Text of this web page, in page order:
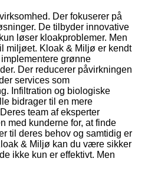
Der fokuserer på
De tilbyder innovative
løser kloakproblemer. Men
miljøet. Kloak & Miljø er kendt
grønne
Der reducerer påvirkningen
services som
Infiltration og biologiske
bidrager til en mere
team af eksperter
med kunderne for, at finde
til deres behov og samtidig er
& Miljø kan du være sikker
ikke kun er effektivt. Men